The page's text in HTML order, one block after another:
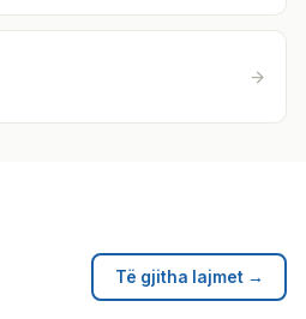
Të gjitha lajmet →